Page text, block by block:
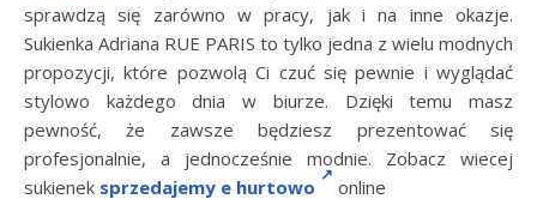
sprawdzą się zarówno w pracy, jak i na inne okazje.
Sukienka Adriana RUE PARIS to tylko jedna z wielu modnych
propozycji, które pozwolą Ci czuć się pewnie i wyglądać
stylowo każdego dnia w biurze. Dzięki temu masz
pewność, że zawsze będziesz prezentować się
profesjonalnie, a jednocześnie modnie. Zobacz wiecej
sukienek sprzedajemy e hurtowo online